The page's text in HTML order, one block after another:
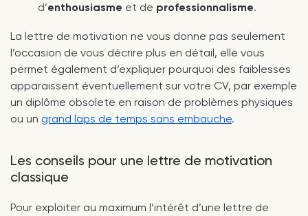
d’enthousiasme et de professionnalisme.
La lettre de motivation ne vous donne pas seulement
l’occasion de vous décrire plus en détail, elle vous
permet également d’expliquer pourquoi des faiblesses
apparaissent éventuellement sur votre CV, par exemple
un diplôme obsolete en raison de problèmes physiques
ou un grand laps de temps sans embauche.
Les conseils pour une lettre de motivation
classique
Pour exploiter au maximum l’intérêt d’une lettre de